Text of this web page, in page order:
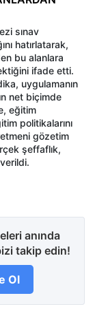
sınav
hatırlatarak,
bu alanlara
ifade etti.
uygulamanın
net biçimde
eğitim
politikalarını
gözetim
şeffaflık,
anında
takip edin!
Ol